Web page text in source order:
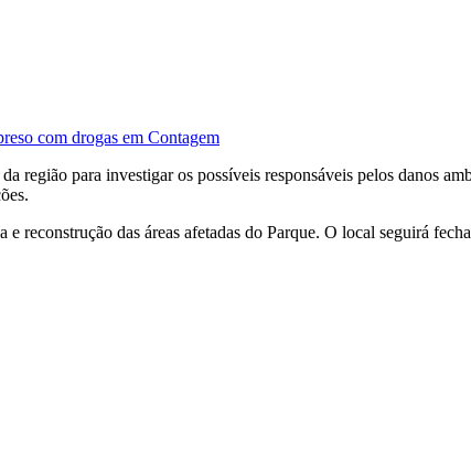
com drogas em Contagem
região para investigar os possíveis responsáveis pelos danos
reconstrução das áreas afetadas do Parque. O local seguirá